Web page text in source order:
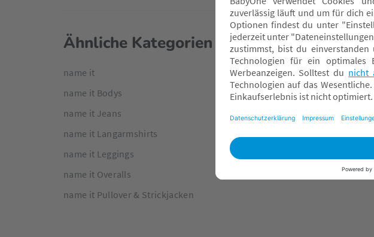
Ähnliche Kategorien
name it
name it Bodys
name it Jeans
name it Langarmshirts
name it Leggings
name it Overalls
name it Pullover & Strickjacken
name it
name it
name it